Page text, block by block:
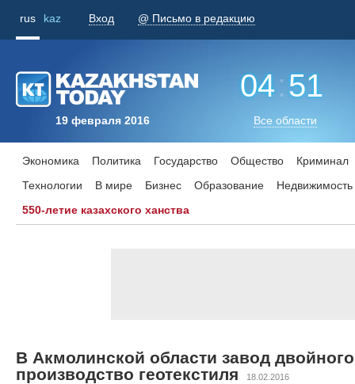
rus kaz Вход @ Письмо в редакцию
19 февраля 2016
04:51
Все области
Экономика Политика Государство Общество
Криминал
Технологии
В мире Бизнес Образование
Недвижимость
550-летие казахского ханства
В Акмолинской области завод
производство геотекстиля
18.02.2016